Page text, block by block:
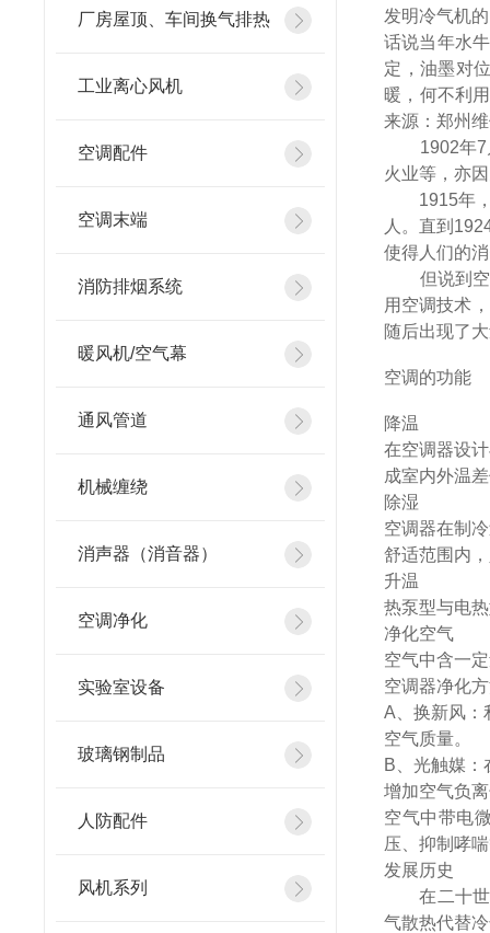
厂房屋顶、车间换气排热
工业离心风机
空调配件
空调末端
消防排烟系统
暖风机/空气幕
通风管道
机械缠绕
消声器（消音器）
空调净化
实验室设备
玻璃钢制品
人防配件
风机系列
发明冷气机
话说当年水
定，油墨对
暖，何不利
来源：郑州
1902年7月
火业等，亦
1915年，
人。直到
使得人们的
但说到空调
用空调技术
随后出现了
空调的功能
降温
在空调器设
成室内外温
除湿
空调器在制
舒适范围内
升温
热泵型与电
净化空气
空气中含一
空调器净化
A、换新风：
空气质量。
B、光触媒
增加空气负
空气中带电
压、抑制哮
发展历史
在二十世纪
气散热代替